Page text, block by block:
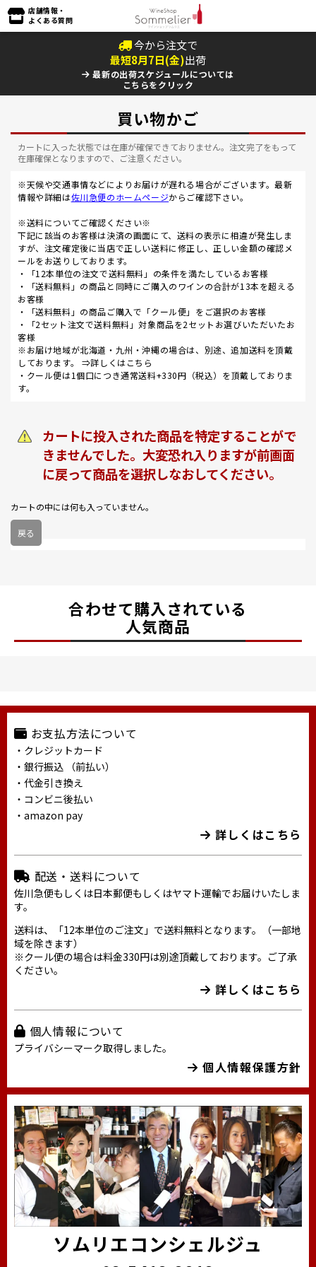
店舗情報・
よくある質問
今から注文で
最短8月7日(金)出荷
最新の出荷スケジュールについては
こちらをクリック
買い物かご
カートに入った状態では在庫が確保できておりません。注文完了をもって
在庫確保となりますので、ご注意ください。
※天候や交通事情などによりお届けが遅れる場合がございます。最新
情報や詳細は佐川急便のホームページからご確認下さい。
※送料についてご確認ください※
下記に該当のお客様は決済の画面にて、送料の表示に相違が発生しま
すが、注文確定後に当店で正しい送料に修正し、正しい金額の確認メ
ールをお送りしております。
・「12本単位の注文で送料無料」の条件を満たしているお客様
・「送料無料」の商品と同時にご購入のワインの合計が13本を超える
お客様
・「送料無料」の商品ご購入で「クール便」をご選択のお客様
・「2セット注文で送料無料」対象商品を2セットお選びいただいたお
客様
※お届け地域が北海道・九州・沖縄の場合は、別途、追加送料を頂戴
しております。 ⇒詳しくはこちら
・クール便は1個口につき通常送料+330円（税込）を頂戴しておりま
す。
カートに投入された商品を特定することがで
きませんでした。大変恐れ入りますが前画面
に戻って商品を選択しなおしてください。
カートの中には何も入っていません。
戻る
合わせて購入されている
人気商品
お支払方法について
・クレジットカード
・銀行振込 （前払い）
・代金引き換え
・コンビニ後払い
・amazon pay
詳しくはこちら
配送・送料について
佐川急便もしくは日本郵便もしくはヤマト運輸でお届けいたしま
す。
送料は、「12本単位のご注文」で送料無料となります。（一部地
域を除きます）
※クール便の場合は料金330円は別途頂戴しております。ご了承
ください。
詳しくはこちら
個人情報について
プライバシーマーク取得しました。
個人情報保護方針
ソムリエコンシェルジュ